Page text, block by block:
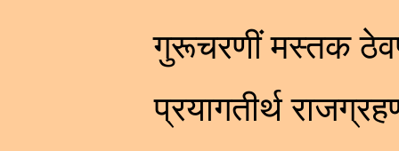
गुरूचरणीं मस्तक
प्रयागतीर्थ